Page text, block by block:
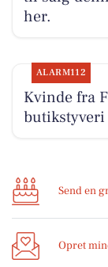
her.
ALARM112
Kvinde fra
Send en
Opret